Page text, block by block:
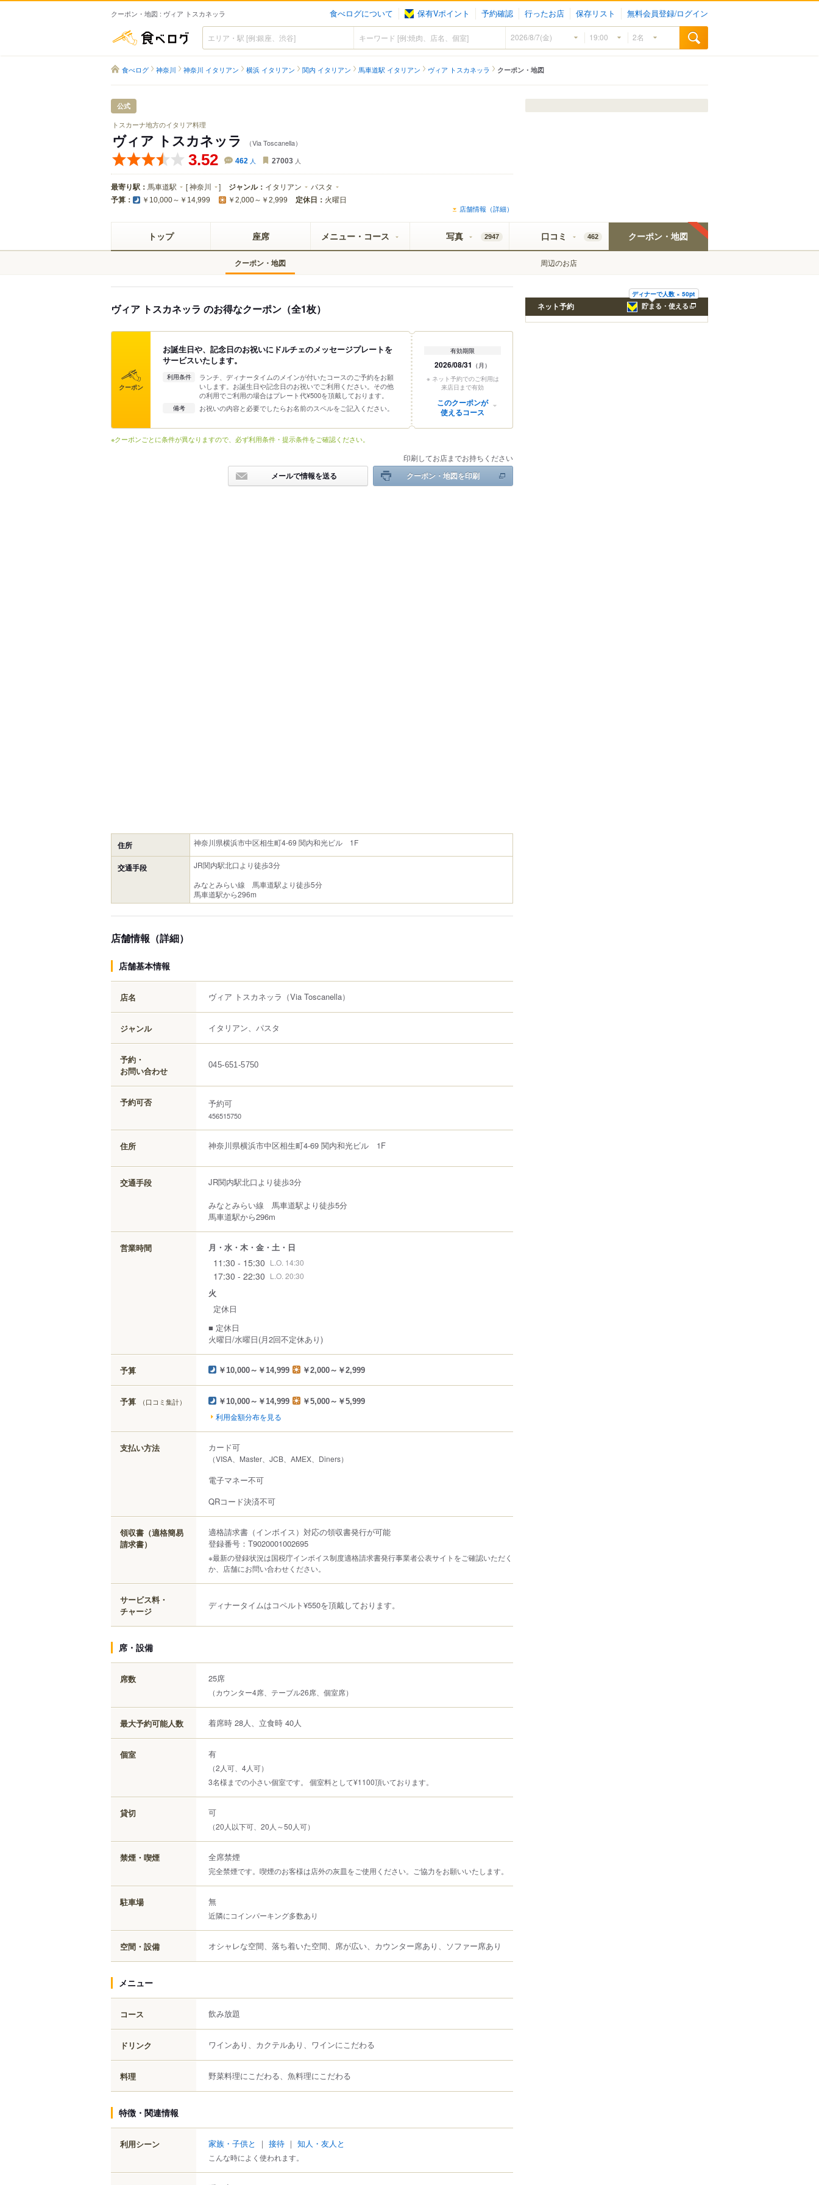
クーポン・地図 : ヴィア トスカネッラ 食べログについて 保有Vポイント 予約確認 行ったお店 保存リスト 無料会員登録/ログイン
食べログ
食べログ 神奈川 神奈川 イタリアン 横浜 イタリアン 関内 イタリアン 馬車道駅 イタリアン ヴィア トスカネッラ クーポン・地図
公式
トスカーナ地方のイタリア料理
ヴィア トスカネッラ （Via Toscanella）
3.52 462 人 27003 人
最寄り駅： 馬車道駅 [神奈川 ] ジャンル： イタリアン パスタ
予算： ￥10,000～￥14,999 ￥2,000～￥2,999 定休日： 火曜日
店舗情報（詳細）
トップ 座席 メニュー・コース 写真 2947 口コミ 462 クーポン・地図
クーポン・地図 周辺のお店
ヴィア トスカネッラ のお得なクーポン（全1枚）
クーポン
お誕生日や、記念日のお祝いにドルチェのメッセージプレートを
サービスいたします。
利用条件
ランチ、ディナータイムのメインが付いたコースのご予約をお願
いします。お誕生日や記念日のお祝いでご利用ください。その他
の利用でご利用の場合はプレート代¥500を頂戴しております。
備考 お祝いの内容と必要でしたらお名前のスペルをご記入ください。
有効期限
2026/08/31 （月）
※ ネット予約でのご利用は
来店日まで有効
このクーポンが
使えるコース
※クーポンごとに条件が異なりますので、必ず利用条件・提示条件をご確認ください。
印刷してお店までお持ちください
メールで情報を送る クーポン・地図を印刷
住所 神奈川県横浜市中区相生町4-69 関内和光ビル 1F
交通手段
JR関内駅北口より徒歩3分
みなとみらい線 馬車道駅より徒歩5分
馬車道駅から296m
店舗情報（詳細）
店舗基本情報
店名 ヴィア トスカネッラ （Via Toscanella）
ジャンル イタリアン、パスタ
予約・
お問い合わせ
045-651-5750
予約可否 予約可
456515750
住所 神奈川県横浜市中区相生町4-69 関内和光ビル 1F
交通手段
JR関内駅北口より徒歩3分
みなとみらい線 馬車道駅より徒歩5分
馬車道駅から296m
営業時間 月・水・木・金・土・日
11:30 - 15:30 L.O. 14:30
17:30 - 22:30 L.O. 20:30
火
定休日
■ 定休日
火曜日/水曜日(月2回不定休あり)
予算 ￥10,000～￥14,999 ￥2,000～￥2,999
予算 （口コミ集計） ￥10,000～￥14,999 ￥5,000～￥5,999
利用金額分布を見る
支払い方法 カード可
（VISA、Master、JCB、AMEX、Diners）
電子マネー不可
QRコード決済不可
領収書（適格簡易
請求書）
適格請求書（インボイス）対応の領収書発行が可能
登録番号：T9020001002695
※最新の登録状況は国税庁インボイス制度適格請求書発行事業者公表サイトをご確認いただく
か、店舗にお問い合わせください。
サービス料・
チャージ
ディナータイムはコペルト¥550を頂戴しております。
席・設備
席数 25席
（カウンター4席、テーブル26席、個室席）
最大予約可能人数 着席時 28人、立食時 40人
個室 有
（2人可、4人可）
3名様までの小さい個室です。 個室料として¥1100頂いております。
貸切 可
（20人以下可、20人～50人可）
禁煙・喫煙 全席禁煙
完全禁煙です。喫煙のお客様は店外の灰皿をご使用ください。ご協力をお願いいたします。
駐車場 無
近隣にコインパーキング多数あり
空間・設備 オシャレな空間、落ち着いた空間、席が広い、カウンター席あり、ソファー席あり
メニュー
コース 飲み放題
ドリンク ワインあり、カクテルあり、ワインにこだわる
料理 野菜料理にこだわる、魚料理にこだわる
特徴・関連情報
利用シーン 家族・子供と ｜ 接待 ｜ 知人・友人と
こんな時によく使われます。
ディナーで人数 × 50pt
貯まる・使える
ネット予約